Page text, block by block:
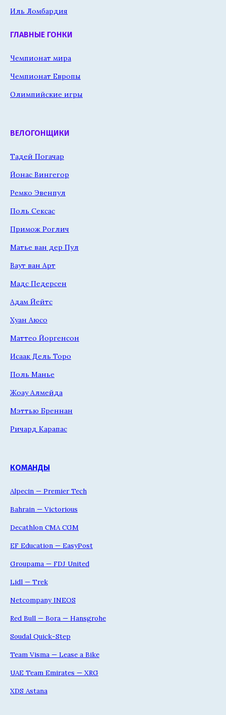
Иль Ломбардия
ГЛАВНЫЕ ГОНКИ
Чемпионат мира
Чемпионат Европы
Олимпийские игры
ВЕЛОГОНЩИКИ
Тадей Погачар
Йонас Вингегор
Ремко Эвенпул
Поль Сексас
Примож Роглич
Матье ван дер Пул
Ваут ван Арт
Мадс Педерсен
Адам Йейтс
Хуан Аюсо
Маттео Йоргенсон
Исаак Дель Торо
Поль Манье
Жоау Алмейда
Мэттью Бреннан
Ричард Карапас
КОМАНДЫ
Alpecin — Premier Tech
Bahrain — Victorious
Decathlon CMA CGM
EF Education — EasyPost
Groupama — FDJ United
Lidl — Trek
Netcompany INEOS
Red Bull — Bora — Hansgrohe
Soudal Quick-Step
Team Visma — Lease a Bike
UAE Team Emirates — XRG
XDS Astana